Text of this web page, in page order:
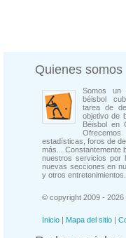
Quienes somos
Somos un
béisbol
tarea de
objetivo de
Béisbol en
estadísticas, foros de
más... Constantemente
nuestros servicios por
nuevas secciones en
y otros entretenimientos.
© copyright 2009 - 2026
Inicio | Mapa del sitio |